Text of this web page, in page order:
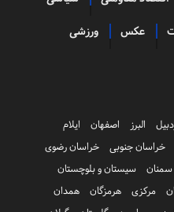
عکس ورزشی
البرز اصفهان
ایلام
خراسان جنوبی
خراسان رضوی
سمنان
سیستان و بلوچستان
مرکزی هرمزگان
همدان